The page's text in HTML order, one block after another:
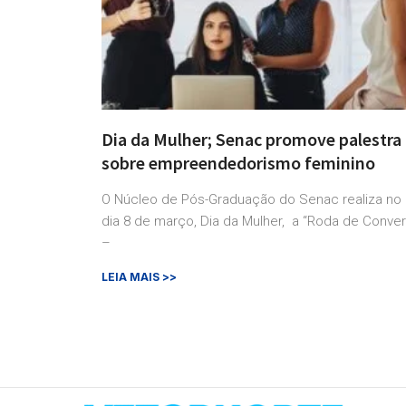
Dia da Mulher; Senac promove palestra
sobre empreendedorismo feminino
O Núcleo de Pós-Graduação do Senac realiza no
dia 8 de março, Dia da Mulher, a “Roda de
–
LEIA MAIS >>